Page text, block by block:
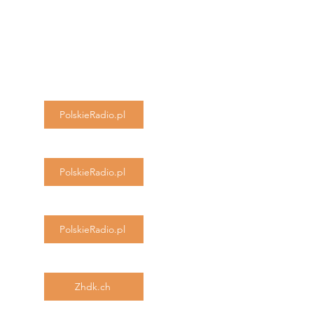
PolskieRadio.pl
PolskieRadio.pl
PolskieRadio.pl
Zhdk.ch